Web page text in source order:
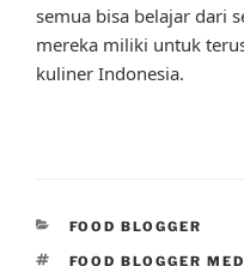
semua bisa belajar dari
mereka miliki untuk
kuliner Indonesia.
CATEGORIES
FOOD BLOGGER
TAGS
FOOD BLOGGER